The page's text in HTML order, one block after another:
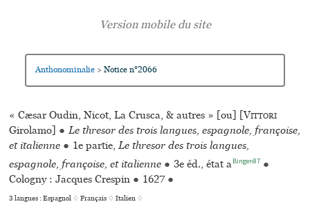
Anthonominalie > Notice n°2066
« Cæsar Oudin, Nicot, La Crusca, & autres » [ou] [Vittori
Girolamo] ● Le thresor des trois langues, espagnole, françoise,
et italienne ● 1e partie,Le thresor des trois langues,
espagnole, françoise, et italienne ● 3e éd., état aBingen87 ●
Cologny : Jacques Crespin ● 1627 ●
3 langues :Espagnol ♢Français ♢Italien ♢